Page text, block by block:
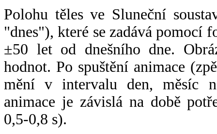
Polohu těles ve Sluneční
"dnes"), které se zadává pomocí
±50 let od dnešního dne.
hodnot. Po spuštění animace
mění v intervalu den, měsíc
animace je závislá na době
0,5-0,8 s).